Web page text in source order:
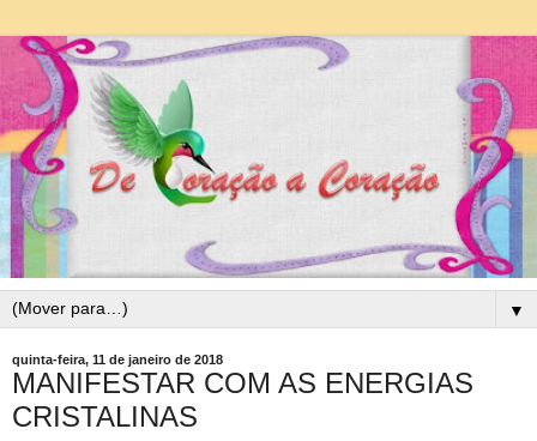
▼
quinta-feira, 11 de janeiro de 2018
MANIFESTAR COM AS ENERGIAS
CRISTALINAS